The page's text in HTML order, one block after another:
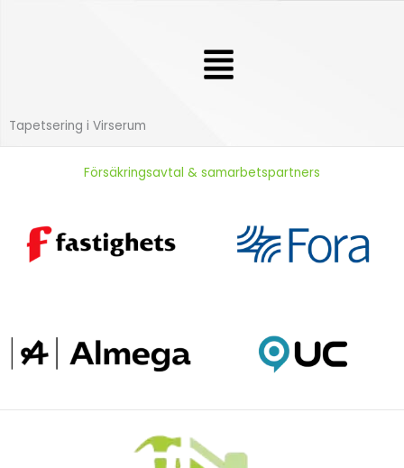
Meny
Tapetsering i Virserum
Försäkringsavtal & samarbetspartners